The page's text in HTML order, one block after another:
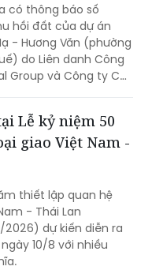
trong phát triển kinh
cao đời sống Nhân
có thông báo số
hồi đất của dự án
- Hương Văn (phường
do Liên danh Công
Group và Công ty Cổ
Lễ kỷ niệm 50
giao Việt Nam -
thiết lập quan hệ
- Thái Lan
dự kiến diễn ra
10/8 với nhiều